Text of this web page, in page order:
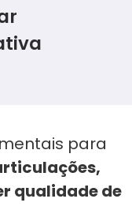
para
qualidade de